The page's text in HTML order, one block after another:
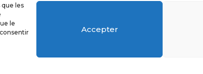
les
le
Accepter
confidentialités